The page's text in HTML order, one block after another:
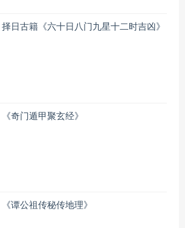
择日古籍《六十日八门九星十二时吉凶》
《奇门遁甲聚玄经》
《谭公祖传秘传地理》